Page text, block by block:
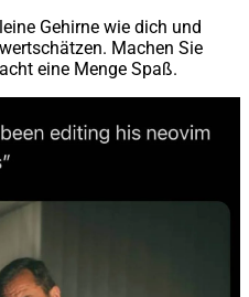
Gehirne wie dich und
Machen Sie
eine Menge Spaß.